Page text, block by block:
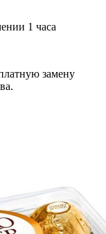
1 часа
замену